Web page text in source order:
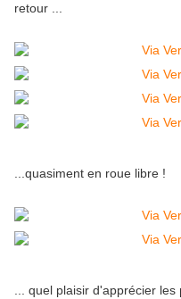
retour ...
...quasiment en roue libre !
... quel plaisir d'apprécier